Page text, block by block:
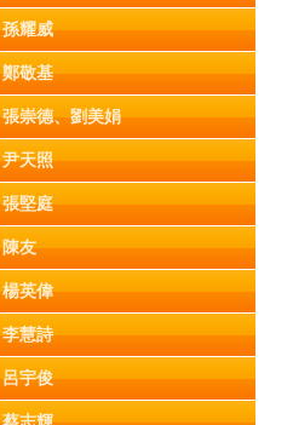
孫耀威
鄭敬基
張崇德、劉美娟
尹天照
張堅庭
陳友
楊英偉
李慧詩
呂宇俊